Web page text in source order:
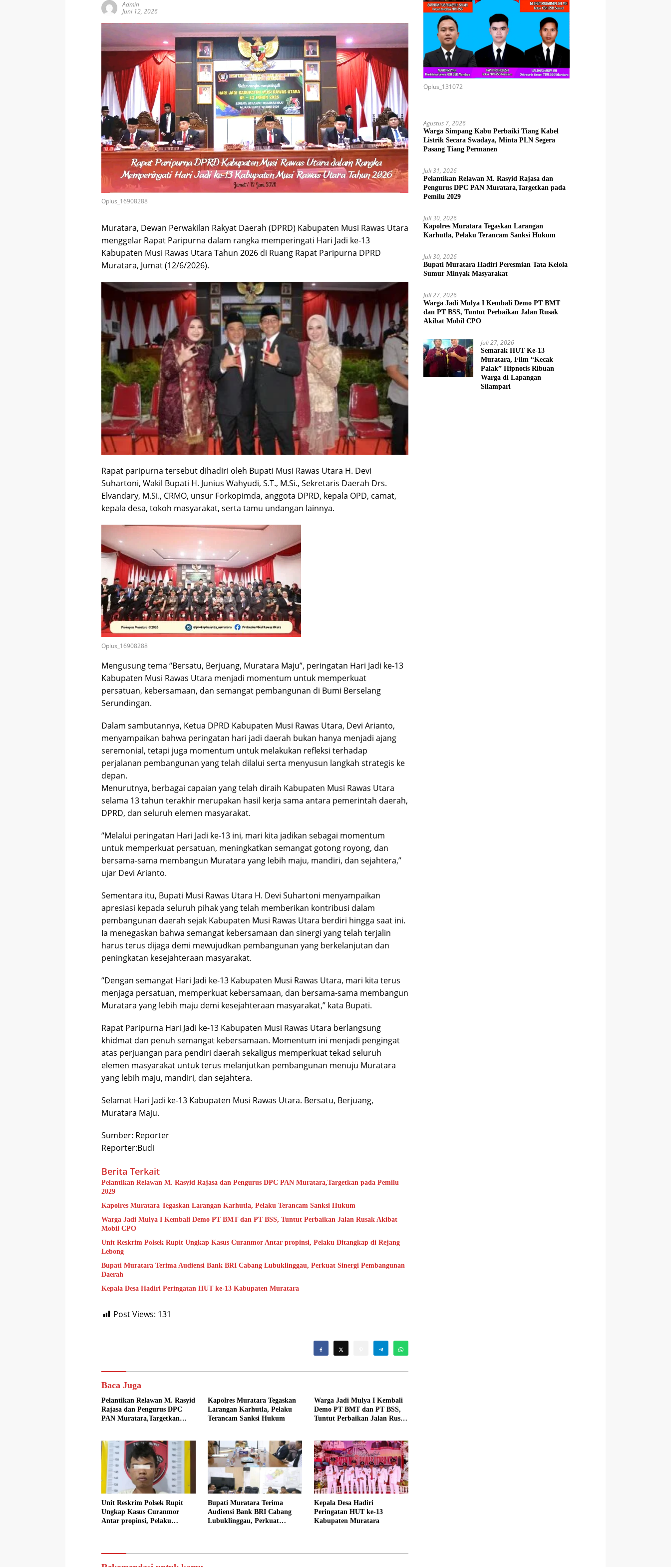
Admin
Juni 12, 2026
Oplus_16908288
Muratara, Dewan Perwakilan Rakyat Daerah (DPRD) Kabupaten Musi Rawas Utara
menggelar Rapat Paripurna dalam rangka memperingati Hari Jadi ke-13
Kabupaten Musi Rawas Utara Tahun 2026 di Ruang Rapat Paripurna DPRD
Muratara, Jumat (12/6/2026).
Rapat paripurna tersebut dihadiri oleh Bupati Musi Rawas Utara H. Devi
Suhartoni, Wakil Bupati H. Junius Wahyudi, S.T., M.Si., Sekretaris Daerah Drs.
Elvandary, M.Si., CRMO, unsur Forkopimda, anggota DPRD, kepala OPD, camat,
kepala desa, tokoh masyarakat, serta tamu undangan lainnya.
Oplus_16908288
Mengusung tema “Bersatu, Berjuang, Muratara Maju”, peringatan Hari Jadi ke-13
Kabupaten Musi Rawas Utara menjadi momentum untuk memperkuat
persatuan, kebersamaan, dan semangat pembangunan di Bumi Berselang
Serundingan.
Dalam sambutannya, Ketua DPRD Kabupaten Musi Rawas Utara, Devi Arianto,
menyampaikan bahwa peringatan hari jadi daerah bukan hanya menjadi ajang
seremonial, tetapi juga momentum untuk melakukan refleksi terhadap
perjalanan pembangunan yang telah dilalui serta menyusun langkah strategis ke
depan.
Menurutnya, berbagai capaian yang telah diraih Kabupaten Musi Rawas Utara
selama 13 tahun terakhir merupakan hasil kerja sama antara pemerintah daerah,
DPRD, dan seluruh elemen masyarakat.
“Melalui peringatan Hari Jadi ke-13 ini, mari kita jadikan sebagai momentum
untuk memperkuat persatuan, meningkatkan semangat gotong royong, dan
bersama-sama membangun Muratara yang lebih maju, mandiri, dan sejahtera,”
ujar Devi Arianto.
Sementara itu, Bupati Musi Rawas Utara H. Devi Suhartoni menyampaikan
apresiasi kepada seluruh pihak yang telah memberikan kontribusi dalam
pembangunan daerah sejak Kabupaten Musi Rawas Utara berdiri hingga saat ini.
Ia menegaskan bahwa semangat kebersamaan dan sinergi yang telah terjalin
harus terus dijaga demi mewujudkan pembangunan yang berkelanjutan dan
peningkatan kesejahteraan masyarakat.
“Dengan semangat Hari Jadi ke-13 Kabupaten Musi Rawas Utara, mari kita terus
menjaga persatuan, memperkuat kebersamaan, dan bersama-sama membangun
Muratara yang lebih maju demi kesejahteraan masyarakat,” kata Bupati.
Rapat Paripurna Hari Jadi ke-13 Kabupaten Musi Rawas Utara berlangsung
khidmat dan penuh semangat kebersamaan. Momentum ini menjadi pengingat
atas perjuangan para pendiri daerah sekaligus memperkuat tekad seluruh
elemen masyarakat untuk terus melanjutkan pembangunan menuju Muratara
yang lebih maju, mandiri, dan sejahtera.
Selamat Hari Jadi ke-13 Kabupaten Musi Rawas Utara. Bersatu, Berjuang,
Muratara Maju.
Sumber: Reporter
Reporter:Budi
Berita Terkait
Pelantikan Relawan M. Rasyid Rajasa dan Pengurus DPC PAN Muratara,Targetkan pada Pemilu
2029
Kapolres Muratara Tegaskan Larangan Karhutla, Pelaku Terancam Sanksi Hukum
Warga Jadi Mulya I Kembali Demo PT BMT dan PT BSS, Tuntut Perbaikan Jalan Rusak Akibat
Mobil CPO
Unit Reskrim Polsek Rupit Ungkap Kasus Curanmor Antar propinsi, Pelaku Ditangkap di Rejang
Lebong
Bupati Muratara Terima Audiensi Bank BRI Cabang Lubuklinggau, Perkuat Sinergi Pembangunan
Daerah
Kepala Desa Hadiri Peringatan HUT ke-13 Kabupaten Muratara
Post Views: 131
Baca Juga
Pelantikan Relawan M. Rasyid
Rajasa dan Pengurus DPC
PAN Muratara,Targetkan
Kapolres Muratara Tegaskan
Larangan Karhutla, Pelaku
Terancam Sanksi Hukum
Warga Jadi Mulya I Kembali
Demo PT BMT dan PT BSS,
Tuntut Perbaikan Jalan Rusak
Unit Reskrim Polsek Rupit
Ungkap Kasus Curanmor
Antar propinsi, Pelaku
Bupati Muratara Terima
Audiensi Bank BRI Cabang
Lubuklinggau, Perkuat
Kepala Desa Hadiri
Peringatan HUT ke-13
Kabupaten Muratara
Oplus_131072
Agustus 7, 2026
Warga Simpang Kabu Perbaiki Tiang Kabel
Listrik Secara Swadaya, Minta PLN Segera
Pasang Tiang Permanen
Juli 31, 2026
Pelantikan Relawan M. Rasyid Rajasa dan
Pengurus DPC PAN Muratara,Targetkan pada
Pemilu 2029
Juli 30, 2026
Kapolres Muratara Tegaskan Larangan
Karhutla, Pelaku Terancam Sanksi Hukum
Juli 30, 2026
Bupati Muratara Hadiri Peresmian Tata Kelola
Sumur Minyak Masyarakat
Juli 27, 2026
Warga Jadi Mulya I Kembali Demo PT BMT
dan PT BSS, Tuntut Perbaikan Jalan Rusak
Akibat Mobil CPO
Juli 27, 2026
Semarak HUT Ke-13
Muratara, Film “Kecak
Palak” Hipnotis Ribuan
Warga di Lapangan
Silampari